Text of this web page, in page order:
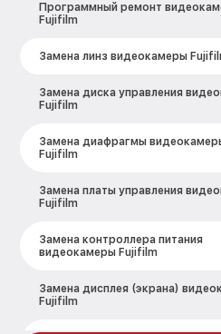
Программный ремонт
Fujifilm
Замена линз видеокамеры
Замена диска управления
Fujifilm
Замена диафрагмы
Fujifilm
Замена платы управления
Fujifilm
Замена контроллера питания
видеокамеры Fujifilm
Замена дисплея (экрана)
Fujifilm